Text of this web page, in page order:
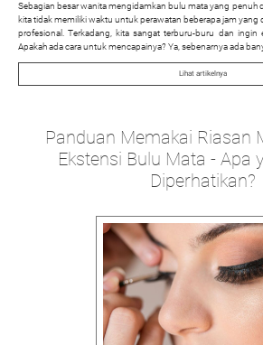
Sebagian besar wanita mengidamkan bulu mata yang penuh
kita tidak memiliki waktu untuk perawatan beberapa jam yang
profesional. Terkadang, kita sangat terburu-buru dan ingin
Apakah ada cara untuk mencapainya? Ya, sebenarnya ada
Lihat artikelnya
Panduan Memakai Riasan
Ekstensi Bulu Mata - Apa
Diperhatikan?